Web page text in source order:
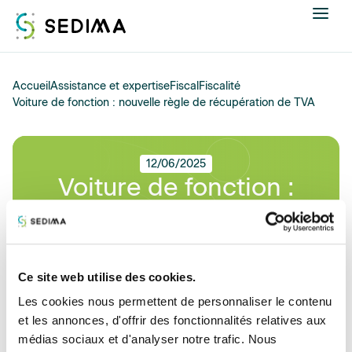
Ce site web utilise des cookies.
Les cookies nous permettent de personnaliser le contenu
et les annonces, d'offrir des fonctionnalités relatives aux
médias sociaux et d'analyser notre trafic. Nous
Nous connaître
Assistance et expertise
Contacter
AccueilAssistance et expertiseFiscal Fiscalité
Voiture de fonction : nouvelle règle de récupération de TVA
12/06/2025
Voiture de fonction :
nouvelle règle de
récupération de TVA
Historiquement, la récupération de la TVA sur les véhicules de
fonction étaient limitées et soumise à des règles strictes, souvent
perçues comme restrictives, en cas d'usage mixte (professionnel